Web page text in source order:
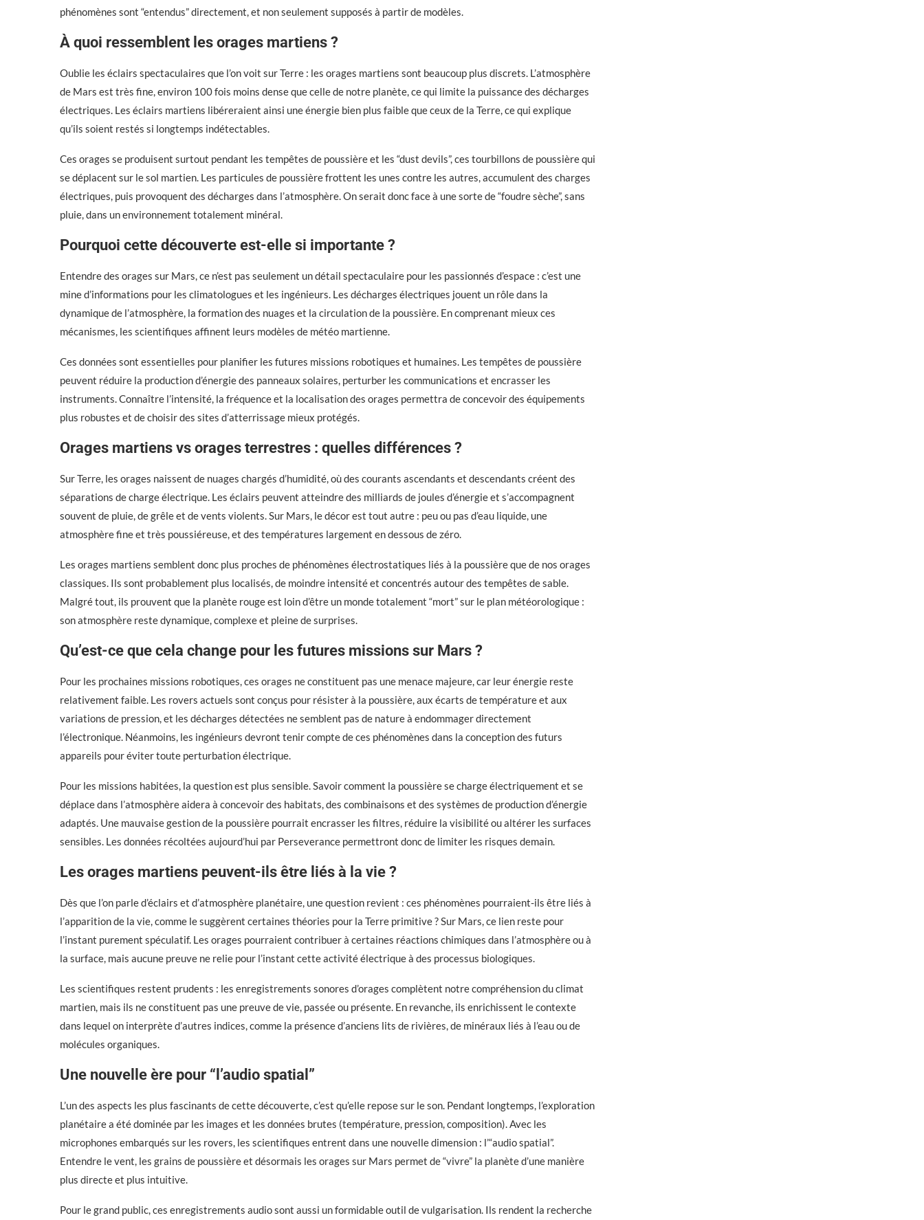
phénomènes sont “entendus” directement, et non seulement supposés à partir de modèles.
À quoi ressemblent les orages martiens ?
Oublie les éclairs spectaculaires que l’on voit sur Terre : les orages martiens sont beaucoup plus discrets. L’atmosphère
de Mars est très fine, environ 100 fois moins dense que celle de notre planète, ce qui limite la puissance des décharges
électriques. Les éclairs martiens libéreraient ainsi une énergie bien plus faible que ceux de la Terre, ce qui explique
qu’ils soient restés si longtemps indétectables.
Ces orages se produisent surtout pendant les tempêtes de poussière et les “dust devils”, ces tourbillons de poussière qui
se déplacent sur le sol martien. Les particules de poussière frottent les unes contre les autres, accumulent des charges
électriques, puis provoquent des décharges dans l’atmosphère. On serait donc face à une sorte de “foudre sèche”, sans
pluie, dans un environnement totalement minéral.
Pourquoi cette découverte est-elle si importante ?
Entendre des orages sur Mars, ce n’est pas seulement un détail spectaculaire pour les passionnés d’espace : c’est une
mine d’informations pour les climatologues et les ingénieurs. Les décharges électriques jouent un rôle dans la
dynamique de l’atmosphère, la formation des nuages et la circulation de la poussière. En comprenant mieux ces
mécanismes, les scientifiques affinent leurs modèles de météo martienne.
Ces données sont essentielles pour planifier les futures missions robotiques et humaines. Les tempêtes de poussière
peuvent réduire la production d’énergie des panneaux solaires, perturber les communications et encrasser les
instruments. Connaître l’intensité, la fréquence et la localisation des orages permettra de concevoir des équipements
plus robustes et de choisir des sites d’atterrissage mieux protégés.
Orages martiens vs orages terrestres : quelles différences ?
Sur Terre, les orages naissent de nuages chargés d’humidité, où des courants ascendants et descendants créent des
séparations de charge électrique. Les éclairs peuvent atteindre des milliards de joules d’énergie et s’accompagnent
souvent de pluie, de grêle et de vents violents. Sur Mars, le décor est tout autre : peu ou pas d’eau liquide, une
atmosphère fine et très poussiéreuse, et des températures largement en dessous de zéro.
Les orages martiens semblent donc plus proches de phénomènes électrostatiques liés à la poussière que de nos orages
classiques. Ils sont probablement plus localisés, de moindre intensité et concentrés autour des tempêtes de sable.
Malgré tout, ils prouvent que la planète rouge est loin d’être un monde totalement “mort” sur le plan météorologique :
son atmosphère reste dynamique, complexe et pleine de surprises.
Qu’est-ce que cela change pour les futures missions sur Mars ?
Pour les prochaines missions robotiques, ces orages ne constituent pas une menace majeure, car leur énergie reste
relativement faible. Les rovers actuels sont conçus pour résister à la poussière, aux écarts de température et aux
variations de pression, et les décharges détectées ne semblent pas de nature à endommager directement
l’électronique. Néanmoins, les ingénieurs devront tenir compte de ces phénomènes dans la conception des futurs
appareils pour éviter toute perturbation électrique.
Pour les missions habitées, la question est plus sensible. Savoir comment la poussière se charge électriquement et se
déplace dans l’atmosphère aidera à concevoir des habitats, des combinaisons et des systèmes de production d’énergie
adaptés. Une mauvaise gestion de la poussière pourrait encrasser les filtres, réduire la visibilité ou altérer les surfaces
sensibles. Les données récoltées aujourd’hui par Perseverance permettront donc de limiter les risques demain.
Les orages martiens peuvent-ils être liés à la vie ?
Dès que l’on parle d’éclairs et d’atmosphère planétaire, une question revient : ces phénomènes pourraient-ils être liés à
l’apparition de la vie, comme le suggèrent certaines théories pour la Terre primitive ? Sur Mars, ce lien reste pour
l’instant purement spéculatif. Les orages pourraient contribuer à certaines réactions chimiques dans l’atmosphère ou à
la surface, mais aucune preuve ne relie pour l’instant cette activité électrique à des processus biologiques.
Les scientifiques restent prudents : les enregistrements sonores d’orages complètent notre compréhension du climat
martien, mais ils ne constituent pas une preuve de vie, passée ou présente. En revanche, ils enrichissent le contexte
dans lequel on interprète d’autres indices, comme la présence d’anciens lits de rivières, de minéraux liés à l’eau ou de
molécules organiques.
Une nouvelle ère pour “l’audio spatial”
L’un des aspects les plus fascinants de cette découverte, c’est qu’elle repose sur le son. Pendant longtemps, l’exploration
planétaire a été dominée par les images et les données brutes (température, pression, composition). Avec les
microphones embarqués sur les rovers, les scientifiques entrent dans une nouvelle dimension : l’“audio spatial”.
Entendre le vent, les grains de poussière et désormais les orages sur Mars permet de “vivre” la planète d’une manière
plus directe et plus intuitive.
Pour le grand public, ces enregistrements audio sont aussi un formidable outil de vulgarisation. Ils rendent la recherche